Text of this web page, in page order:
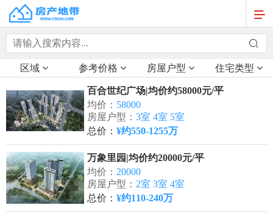
区域 参考价格 房屋户型 住宅类型
百合世纪广场|均价约58000元/平
均价： 58000
房屋户型：3室 4室 5室
总价：¥约550-1255万
万象里园|均价约20000元/平
均价： 20000
房屋户型： 2室 3室 4室
总价：¥约110-240万